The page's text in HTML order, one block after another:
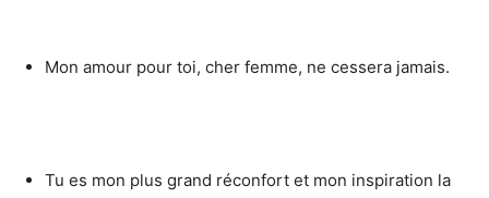
Mon amour pour toi, cher femme, ne cessera jamais.
Tu es mon plus grand réconfort et mon inspiration la